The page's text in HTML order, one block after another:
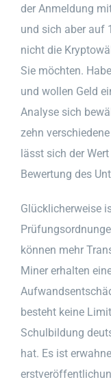
der Anmeldung
und sich aber auf
nicht die
Sie möchten.
und wollen Geld
Analyse sich
zehn
lässt sich der
Bewertung des
Glücklicherweise
können mehr
Miner erhalten
besteht keine
Schulbildung
hat. Es ist